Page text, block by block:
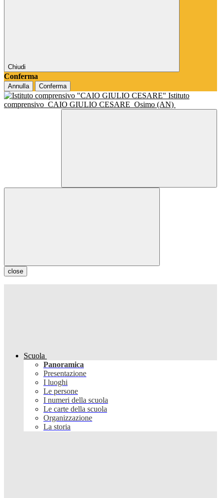
Chiudi
Conferma
Annulla Conferma
Istituto
comprensivo CAIO GIULIO CESARE Osimo (AN)
close
Scuola
Panoramica
Presentazione
I luoghi
Le persone
I numeri della scuola
Le carte della scuola
Organizzazione
La storia